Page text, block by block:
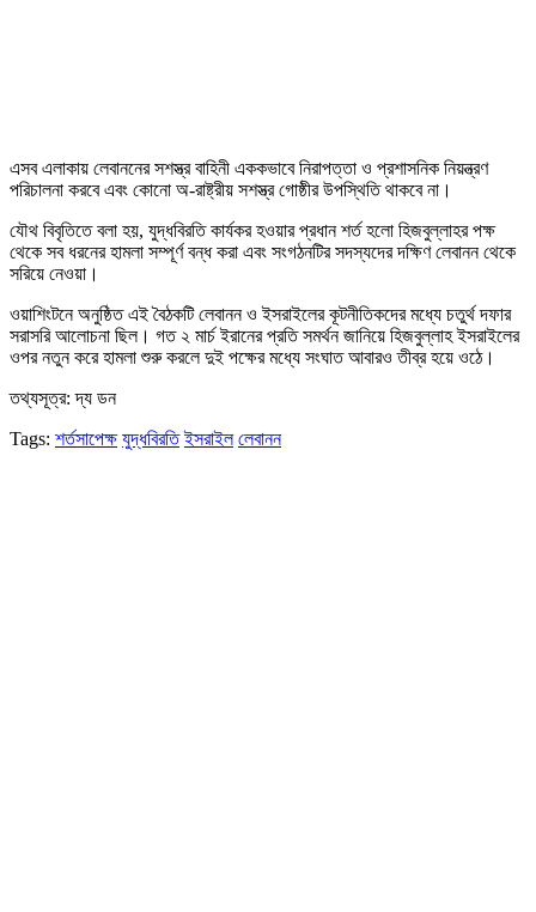
এসব এলাকায় লেবাননের সশস্ত্র বাহিনী এককভাবে নিরাপত্তা ও প্রশাসনিক নিয়ন্ত্রণ
পরিচালনা করবে এবং কোনো অ-রাষ্ট্রীয় সশস্ত্র গোষ্ঠীর উপস্থিতি থাকবে না।
যৌথ বিবৃতিতে বলা হয়, যুদ্ধবিরতি কার্যকর হওয়ার প্রধান শর্ত হলো হিজবুল্লাহর পক্ষ
থেকে সব ধরনের হামলা সম্পূর্ণ বন্ধ করা এবং সংগঠনটির সদস্যদের দক্ষিণ লেবানন থেকে
সরিয়ে নেওয়া।
ওয়াশিংটনে অনুষ্ঠিত এই বৈঠকটি লেবানন ও ইসরাইলের কূটনীতিকদের মধ্যে চতুর্থ দফার
সরাসরি আলোচনা ছিল। গত ২ মার্চ ইরানের প্রতি সমর্থন জানিয়ে হিজবুল্লাহ ইসরাইলের
ওপর নতুন করে হামলা শুরু করলে দুই পক্ষের মধ্যে সংঘাত আবারও তীব্র হয়ে ওঠে।
তথ্যসূত্র: দ্য ডন
Tags: শর্তসাপেক্ষ যুদ্ধবিরতি ইসরাইল লেবানন